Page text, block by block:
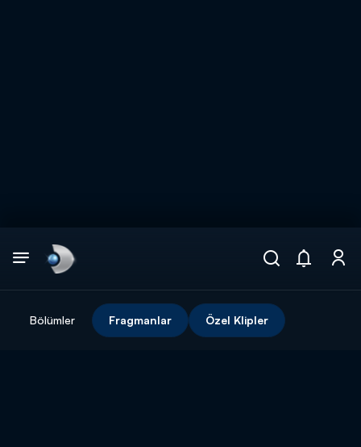
Bölümler Fragmanlar Özel Klipler